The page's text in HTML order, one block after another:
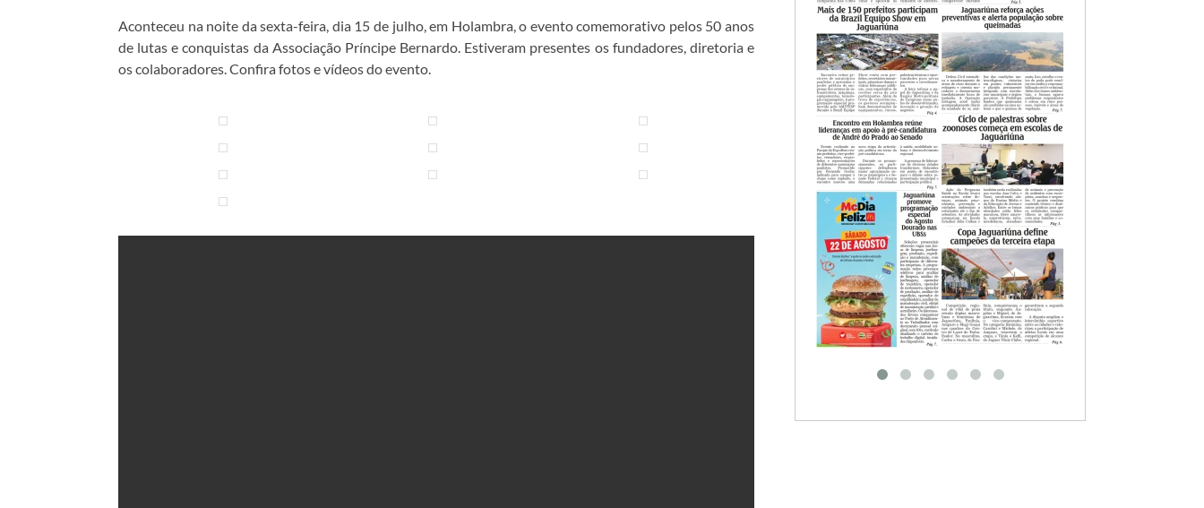
Aconteceu na noite da sexta-feira, dia 15 de julho, em Holambra, o evento comemorativo pelos 50 anos
de lutas e conquistas da Associação Príncipe Bernardo. Estiveram presentes os fundadores, diretoria e
os colaboradores. Confira fotos e vídeos do evento.